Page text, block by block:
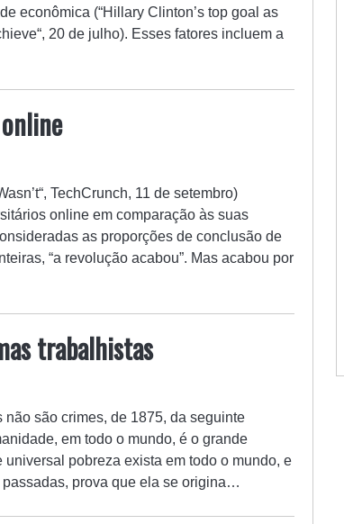
econômica (“Hillary Clinton’s top goal as
20 de julho). Esses fatores incluem a
TechCrunch, 11 de setembro)
online em comparação às suas
as proporções de conclusão de
“a revolução acabou”. Mas acabou por
trabalhistas
são crimes, de 1875, da seguinte
em todo o mundo, é o grande
pobreza exista em todo o mundo, e
prova que ela se origina…